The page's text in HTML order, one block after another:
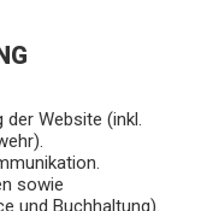
der Website (inkl.
sowie
und Buchhaltung).